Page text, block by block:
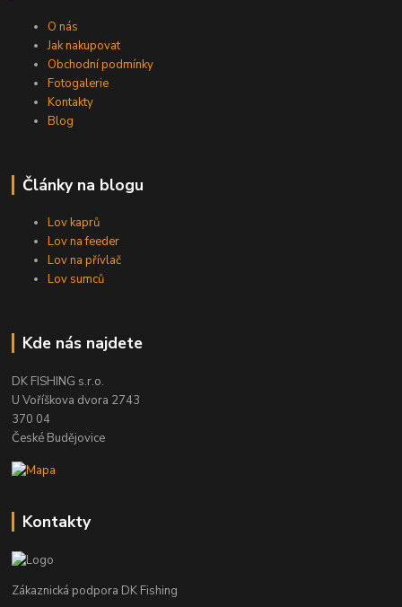
O nás
Jak nakupovat
Obchodní podmínky
Fotogalerie
Kontakty
Blog
Články na blogu
Lov kaprů
Lov na feeder
Lov na přívlač
Lov sumců
Kde nás najdete
DK FISHING s.r.o.
U Voříškova dvora 2743
370 04
České Budějovice
Kontakty
Zákaznická podpora DK Fishing